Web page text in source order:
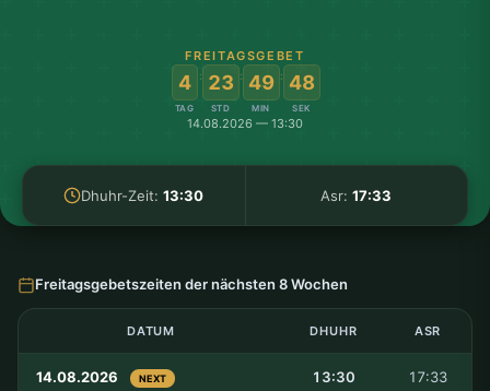
FREITAGSGEBET
4
TAG
: 23
STD
: 49
MIN
: 48
SEK
14.08.2026 — 13:30
Dhuhr-Zeit:13:30 Asr:17:33
Freitagsgebetszeiten der nächsten 8 Wochen
DATUM DHUHR ASR
14.08.2026 NEXT 13:30 17:33